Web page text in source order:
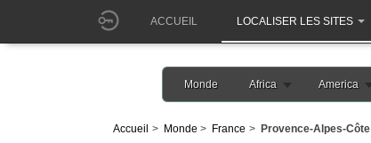
ACCUEIL LOCALISER LES SITES
Monde Africa America
Accueil Monde France Provence-Alpes-